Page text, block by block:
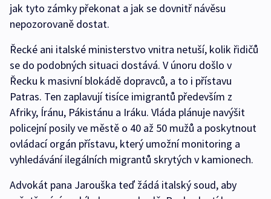
jak tyto zámky překonat a jak se dovnitř návěsu
nepozorovaně dostat.
Řecké ani italské ministerstvo vnitra netuší, kolik řidičů
se do podobných situaci dostává. V únoru došlo v
Řecku k masivní blokádě dopravců, a to i přístavu
Patras. Ten zaplavují tisíce imigrantů především z
Afriky, Íránu, Pákistánu a Iráku. Vláda plánuje navýšit
policejní posily ve městě o 40 až 50 mužů a poskytnout
ovládací orgán přístavu, který umožní monitoring a
vyhledávání ilegálních migrantů skrytých v kamionech.
Advokát pana Jarouška teď žádá italský soud, aby